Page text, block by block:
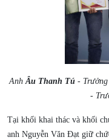
Anh Âu Thanh Tú- Trưởng
-
Tại khối khai thác và khối
anh Nguyễn Văn Đạt giữ